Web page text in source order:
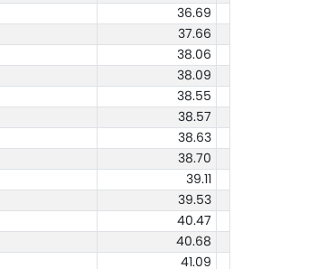
36.69
37.66
38.06
38.09
38.55
38.57
38.63
38.70
39.11
39.53
40.47
40.68
41.09